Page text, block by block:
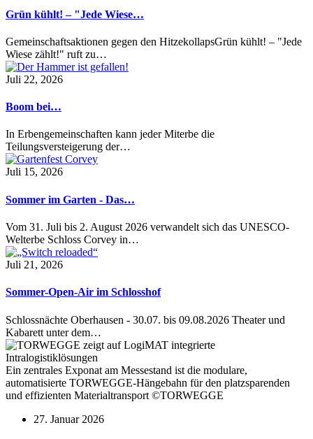
Grün kühlt! – "Jede Wiese…
Gemeinschaftsaktionen gegen den HitzekollapsGrün kühlt! – "Jede
Wiese zählt!" ruft zu…
Juli 22, 2026
Boom bei…
In Erbengemeinschaften kann jeder Miterbe die
Teilungsversteigerung der…
Juli 15, 2026
Sommer im Garten - Das…
Vom 31. Juli bis 2. August 2026 verwandelt sich das UNESCO-
Welterbe Schloss Corvey in…
Juli 21, 2026
Sommer-Open-Air im Schlosshof
Schlossnächte Oberhausen - 30.07. bis 09.08.2026 Theater und
Kabarett unter dem…
Ein zentrales Exponat am Messestand ist die modulare,
automatisierte TORWEGGE-Hängebahn für den platzsparenden
und effizienten Materialtransport ©TORWEGGE
27. Januar 2026